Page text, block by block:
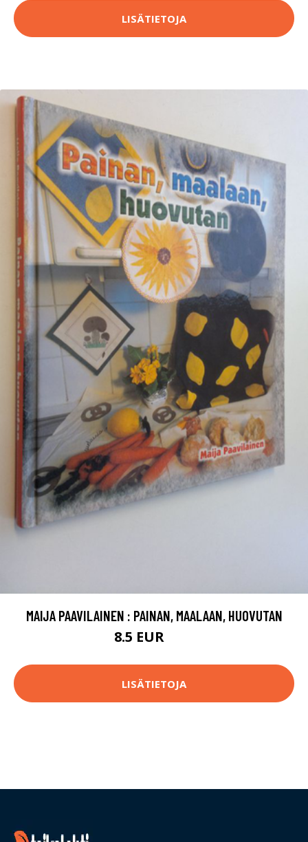
LISÄTIETOJA
MAIJA PAAVILAINEN : PAINAN, MAALAAN, HUOVUTAN
8.5 EUR
LISÄTIETOJA